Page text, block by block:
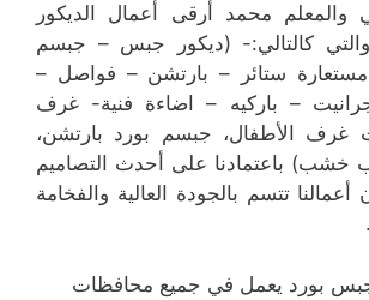
والمعلم محمد أرقى أعمال الديكور
كالتالي:- (ديكور جبس – جبسم
ستائر – بارتشن – فواصل –
– باركيه – اضاءة فنية- غرف
غرف الأطفال، جبسم بورد بارتشن،
خشب) باعتمادنا على أحدث التصاميم
أعمالنا تتسم بالجودة العالية والفخامة
بورد يعمل في جميع محافظات